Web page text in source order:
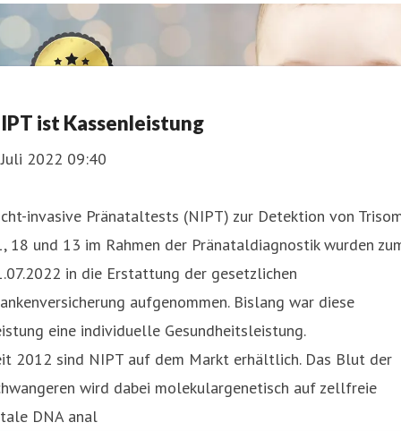
ist Kassenleistung
2022 09:40
invasive Pränataltests (NIPT) zur Detektion von
18 und 13 im Rahmen der Pränataldiagnostik wurden
in die Erstattung der gesetzlichen
aufgenommen. Bislang war diese
eine individuelle Gesundheitsleistung.
2012 sind NIPT auf dem Markt erhältlich. Das Blut der
wird dabei molekulargenetisch auf zellfreie
DNA anal